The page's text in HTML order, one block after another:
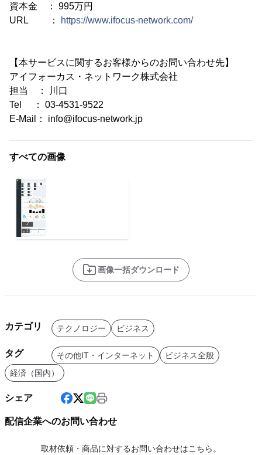
資本金 ： 995万円
URL ：
https://www.ifocus-network.com/
【本サービスに関するお客様からのお問い合わせ先】
アイフォーカス・ネットワーク株式会社
担当 ： 川口
Tel ： 03-4531-9522
E-Mail： info@ifocus-network.jp
すべての画像
画像一括ダウンロード
カテゴリ テクノロジー ビジネス
タグ その他IT・インターネット
ビジネス全般
経済（国内）
シェア
配信企業へのお問い合わせ
取材依頼・商品に対するお問い合わせはこちら。